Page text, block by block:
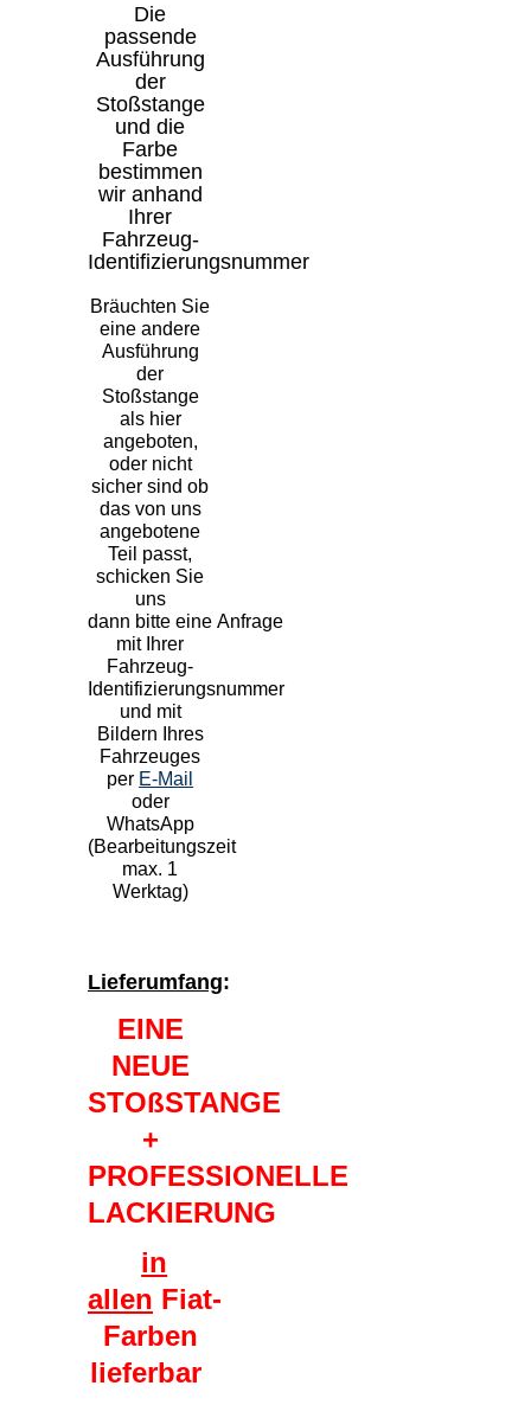
Die
passende
Ausführung
der
Stoßstange
und die
Farbe
bestimmen
wir anhand
Ihrer
Fahrzeug-
Identifizierungsnummer
Bräuchten Sie
eine andere
Ausführung
der
Stoßstange
als hier
angeboten,
oder nicht
sicher sind ob
das von uns
angebotene
Teil passt,
schicken Sie
uns
dann bitte eine Anfrage
mit Ihrer
Fahrzeug-
Identifizierungsnummer
und mit
Bildern Ihres
Fahrzeuges
per E-Mail
oder
WhatsApp
(Bearbeitungszeit
max. 1
Werktag)
Lieferumfang:
EINE
NEUE
STOßSTANGE
+
PROFESSIONELLE
LACKIERUNG
in
allen Fiat-
Farben
lieferbar